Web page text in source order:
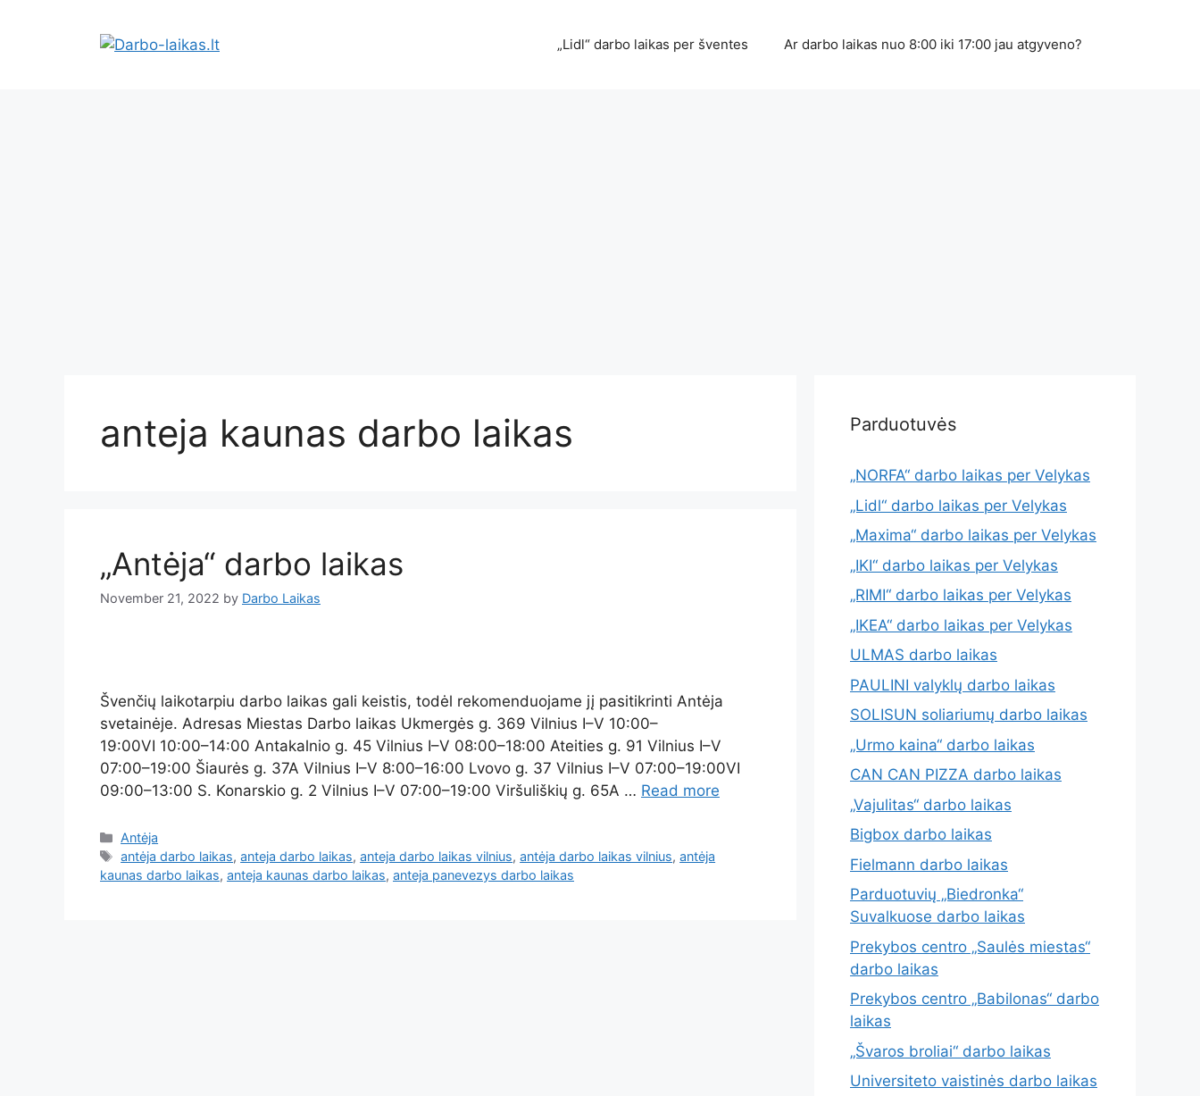
„Lidl“ darbo laikas per šventes Ar darbo laikas nuo 8:00 iki 17:00 jau atgyveno?
anteja kaunas darbo laikas
„Antėja“ darbo laikas
November 21, 2022 by Darbo Laikas
Švenčių laikotarpiu darbo laikas gali keistis, todėl rekomenduojame jį pasitikrinti Antėja
svetainėje. Adresas Miestas Darbo laikas Ukmergės g. 369 Vilnius I–V 10:00–
19:00VI 10:00–14:00 Antakalnio g. 45 Vilnius I–V 08:00–18:00 Ateities g. 91 Vilnius I–V
07:00–19:00 Šiaurės g. 37A Vilnius I–V 8:00–16:00 Lvovo g. 37 Vilnius I–V 07:00–19:00VI
09:00–13:00 S. Konarskio g. 2 Vilnius I–V 07:00–19:00 Viršuliškių g. 65A … Read more
Antėja
antėja darbo laikas,anteja darbo laikas,anteja darbo laikas vilnius,antėja darbo laikas vilnius,antėja
kaunas darbo laikas, anteja kaunas darbo laikas, anteja panevezys darbo laikas
Parduotuvės
„NORFA“ darbo laikas per Velykas
„Lidl“ darbo laikas per Velykas
„Maxima“ darbo laikas per Velykas
„IKI“ darbo laikas per Velykas
„RIMI“ darbo laikas per Velykas
„IKEA“ darbo laikas per Velykas
ULMAS darbo laikas
PAULINI valyklų darbo laikas
SOLISUN soliariumų darbo laikas
„Urmo kaina“ darbo laikas
CAN CAN PIZZA darbo laikas
„Vajulitas“ darbo laikas
Bigbox darbo laikas
Fielmann darbo laikas
Parduotuvių „Biedronka“
Suvalkuose darbo laikas
Prekybos centro „Saulės miestas“
darbo laikas
Prekybos centro „Babilonas“ darbo
laikas
„Švaros broliai“ darbo laikas
Universiteto vaistinės darbo laikas